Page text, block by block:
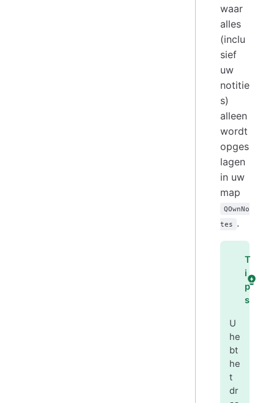
waar
alles
(inclu
sief
uw
notitie
s)
alleen
wordt
opges
lagen
in uw
map
QOwnNo
tes .
T
i
p
s
U
he
bt
he
t
dr